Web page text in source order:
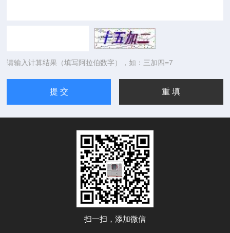
请输入计算结果（填写阿拉伯数字），如：三加四=7
扫一扫，添加微信